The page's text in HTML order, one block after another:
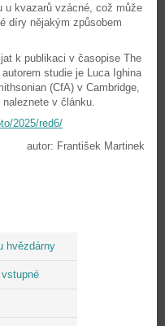
hvězdárny
u kvazarů vzácné, což může
díry nějakým způsobem
k publikaci v časopise The
studie je Luca Ighina
(CfA) v Cambridge,
v článku.
2025/red6/
autor: František Martinek